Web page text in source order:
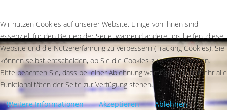
Wir nutzen Cookies auf unserer Website. Einige von ihnen sind
essenziell für den Betrieb der Seite, während andere uns helfen, diese
Website und die Nutzererfahrung zu verbessern (Tracking Cookies). Sie
können selbst entscheiden, ob Sie die Cookies zulassen möchten.
Bitte beachten Sie, dass bei einer Ablehnung womöglich nicht mehr alle
Funktionalitäten der Seite zur Verfügung stehen.
Weitere Informationen Akzeptieren Ablehnen